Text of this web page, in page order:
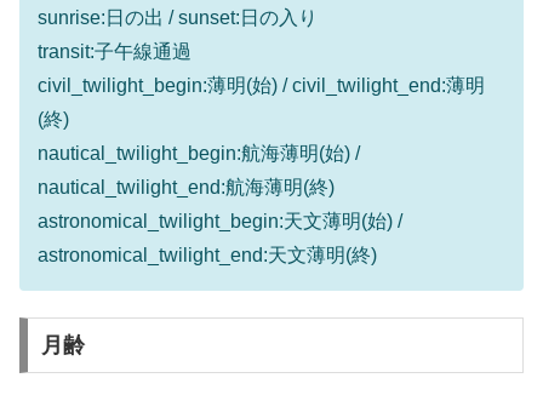
sunrise:日の出 / sunset:日の入り
transit:子午線通過
civil_twilight_begin:薄明(始) / civil_twilight_end:薄明
(終)
nautical_twilight_begin:航海薄明(始) /
nautical_twilight_end:航海薄明(終)
astronomical_twilight_begin:天文薄明(始) /
astronomical_twilight_end:天文薄明(終)
月齢